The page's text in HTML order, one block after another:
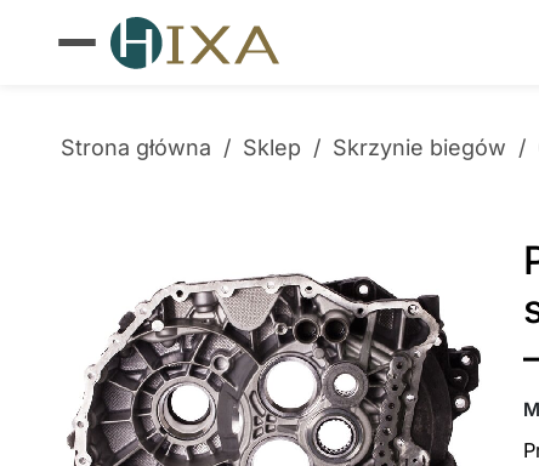
Strona główna / Sklep / Skrzynie biegów /